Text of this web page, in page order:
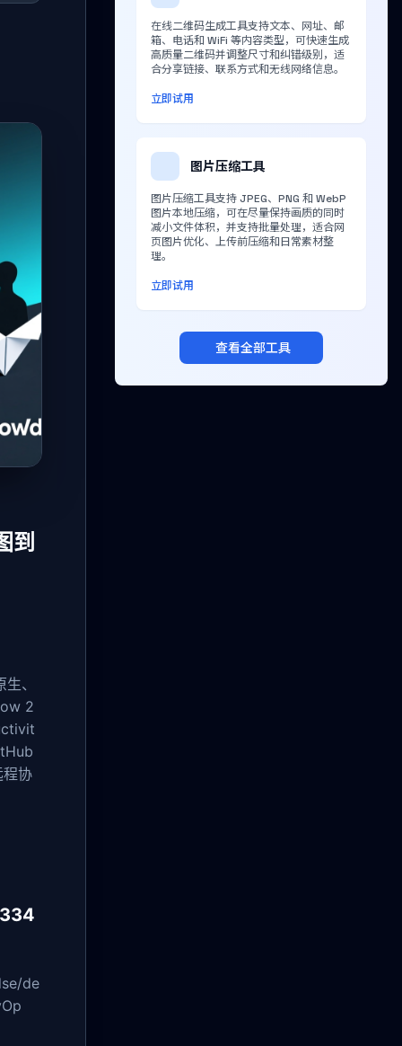
到
、
2
程协
de
在线二维码生成工具支持文本、网址、邮
箱、电话和 WiFi 等内容类型，可快速生成
高质量二维码并调整尺寸和纠错级别，适
合分享链接、联系方式和无线网络信息。
立即试用
图片压缩工具
图片压缩工具支持 JPEG、PNG 和 WebP
图片本地压缩，可在尽量保持画质的同时
减小文件体积，并支持批量处理，适合网
页图片优化、上传前压缩和日常素材整
理。
立即试用
查看全部工具